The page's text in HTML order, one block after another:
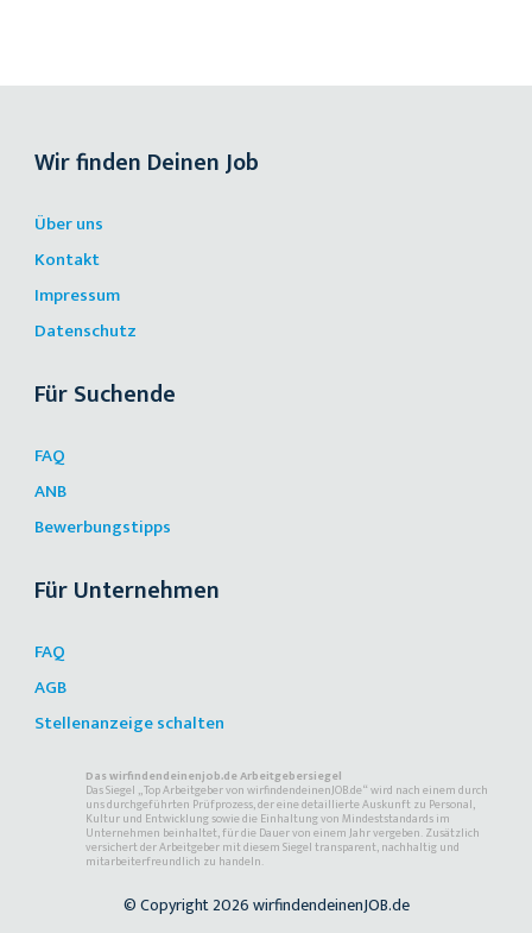
Wir finden Deinen Job
Über uns
Kontakt
Impressum
Datenschutz
Für Suchende
FAQ
ANB
Bewerbungstipps
Für Unternehmen
FAQ
AGB
Stellenanzeige schalten
Das wirfindendeinenjob.de Arbeitgebersiegel
Das Siegel „Top Arbeitgeber von wirfindendeinenJOB.de“ wird nach einem durch
uns durchgeführten Prüfprozess, der eine detaillierte Auskunft zu Personal,
Kultur und Entwicklung sowie die Einhaltung von Mindeststandards im
Unternehmen beinhaltet, für die Dauer von einem Jahr vergeben. Zusätzlich
versichert der Arbeitgeber mit diesem Siegel transparent, nachhaltig und
mitarbeiterfreundlich zu handeln.
© Copyright 2026 wirfindendeinenJOB.de